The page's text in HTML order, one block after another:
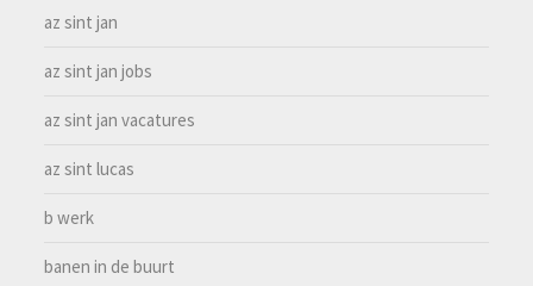
az sint jan
az sint jan jobs
az sint jan vacatures
az sint lucas
b werk
banen in de buurt